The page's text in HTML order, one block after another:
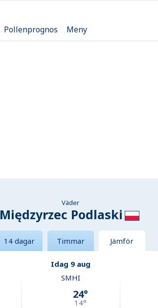
Pollenprognos Meny
Väder
Międzyrzec Podlaski
14 dagar Timmar Jämför
Idag 9 aug
SMHI
24°
14°